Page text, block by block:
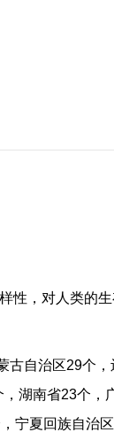
性，对人类的
古自治区29个
湖南省23个，
宁夏回族自治